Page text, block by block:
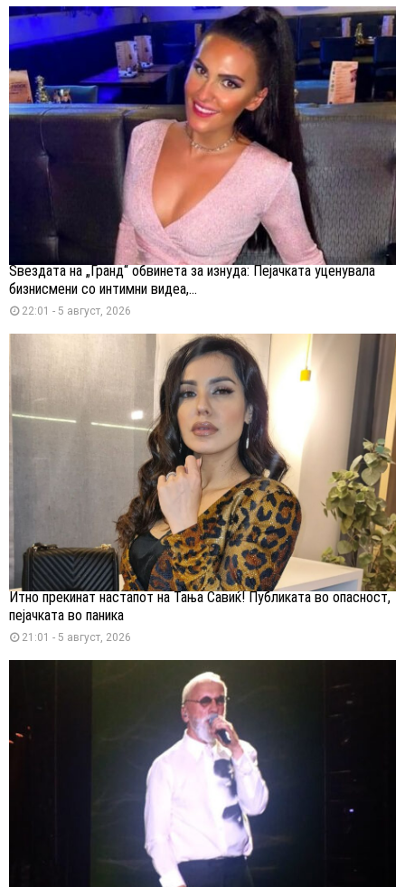
Ѕвездата на „Гранд“ обвинета за изнуда: Пејачката уценувала
бизнисмени со интимни видеа,...
22:01 - 5 август, 2026
Итно прекинат настапот на Тања Савиќ! Публиката во опасност,
пејачката во паника
21:01 - 5 август, 2026